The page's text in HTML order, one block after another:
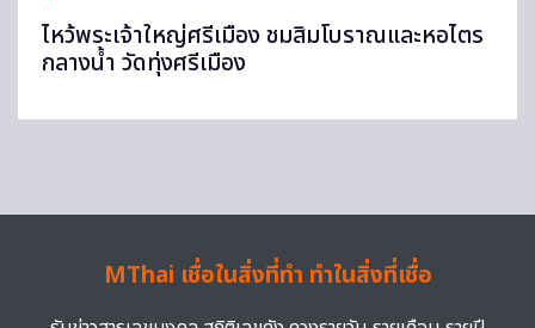
ไหว้พระเจ้าใหญ่ศรีเมือง ชมสิมโบราณและหอไตร
กลางน้ำ วัดทุ่งศรีเมือง
MThai เชื่อในสิ่งที่ทำ ทำในสิ่งที่เชื่อ